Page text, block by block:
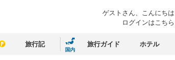
ゲストさん、 こんにちは
ログインはこちら
旅行記
国内
旅行ガイド ホテル